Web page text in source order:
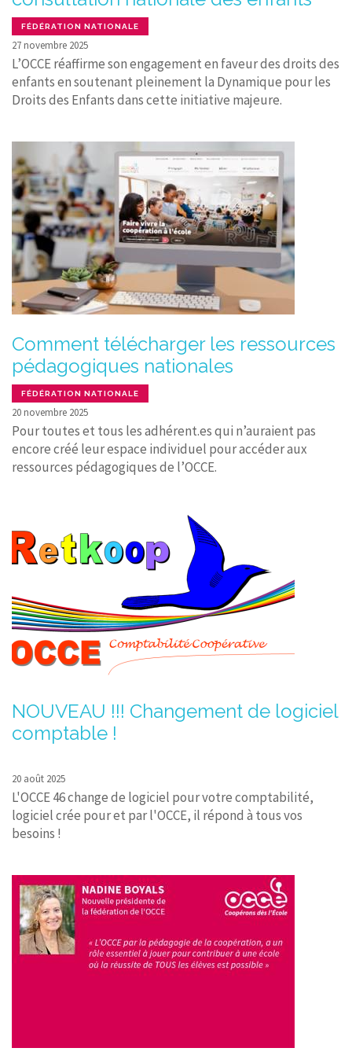
FÉDÉRATION NATIONALE
27 novembre 2025
L’OCCE réaffirme son engagement en faveur des droits des
enfants en soutenant pleinement la Dynamique pour les
Droits des Enfants dans cette initiative majeure.
Comment télécharger les ressources
pédagogiques nationales
FÉDÉRATION NATIONALE
20 novembre 2025
Pour toutes et tous les adhérent.es qui n’auraient pas
encore créé leur espace individuel pour accéder aux
ressources pédagogiques de l’OCCE.
NOUVEAU !!! Changement de logiciel
comptable !
20 août 2025
L'OCCE 46 change de logiciel pour votre comptabilité,
logiciel crée pour et par l'OCCE, il répond à tous vos
besoins !